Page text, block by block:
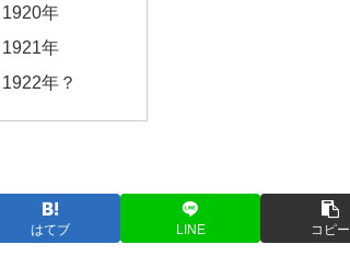
1920年
1921年
1922年？
はてブ LINE コピー